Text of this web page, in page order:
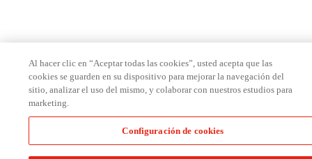
Al hacer clic en “Aceptar todas las cookies”, usted acepta que las
cookies se guarden en su dispositivo para mejorar la navegación del
sitio, analizar el uso del mismo, y colaborar con nuestros estudios para
marketing.
Configuración de cookies